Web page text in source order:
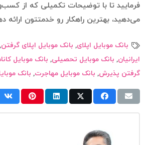
فرمایید تا با توضیحات تکمیلی که از
می‌دهید، بهترین راهکار رو خدمتتون ارائه
بانک موبایل اپلای, بانک موبایل اپلای گرفتن,
ایرانیان, بانک موبایل تحصیلی, بانک موبایل
گرفتن پذیرش, بانک موبایل مهاجرت, بانک